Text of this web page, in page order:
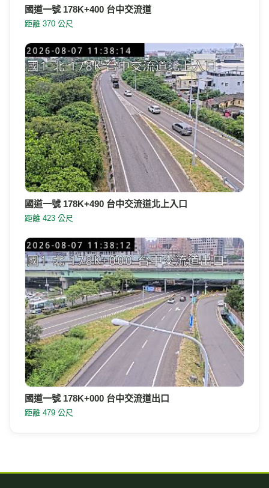
國道一號 178K+400 台中交流道
距離 370 公尺
國道一號 178K+490 台中交流道北上入口
距離 423 公尺
國道一號 178K+000 台中交流道出口
距離 479 公尺